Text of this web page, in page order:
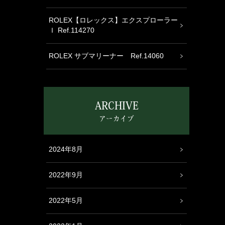
ROLEX【ロレックス】エクスプローラー
Ｉ Ref.114270
ROLEX サブマリーナー Ref.14060
ARCHIVE
アーカイブ
2024年8月
2022年9月
2022年5月